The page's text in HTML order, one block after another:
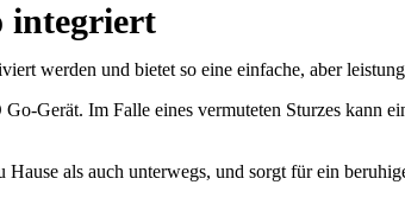
integriert
werden und bietet so eine einfache, aber
Gerät. Im Falle eines vermuteten Sturzes kann
als auch unterwegs, und sorgt für ein